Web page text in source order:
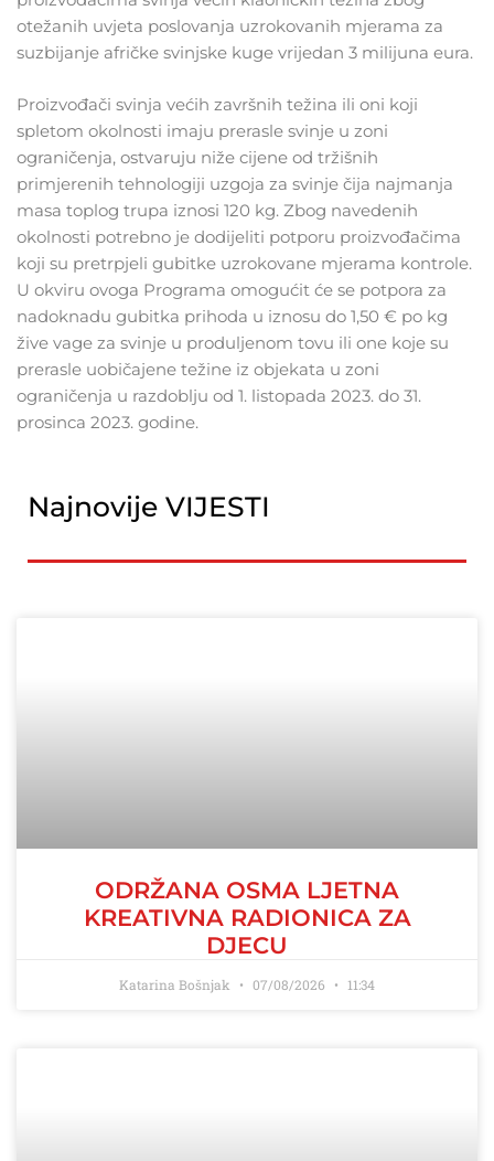
otežanih uvjeta poslovanja uzrokovanih mjerama za
suzbijanje afričke svinjske kuge vrijedan 3 milijuna eura.
Proizvođači svinja većih završnih težina ili oni koji
spletom okolnosti imaju prerasle svinje u zoni
ograničenja, ostvaruju niže cijene od tržišnih
primjerenih tehnologiji uzgoja za svinje čija najmanja
masa toplog trupa iznosi 120 kg. Zbog navedenih
okolnosti potrebno je dodijeliti potporu proizvođačima
koji su pretrpjeli gubitke uzrokovane mjerama kontrole.
U okviru ovoga Programa omogućit će se potpora za
nadoknadu gubitka prihoda u iznosu do 1,50 € po kg
žive vage za svinje u produljenom tovu ili one koje su
prerasle uobičajene težine iz objekata u zoni
ograničenja u razdoblju od 1. listopada 2023. do 31.
prosinca 2023. godine.
Najnovije VIJESTI
ODRŽANA OSMA LJETNA
KREATIVNA RADIONICA ZA
DJECU
Katarina Bošnjak 07/08/2026 11:34